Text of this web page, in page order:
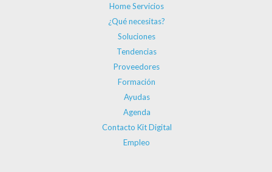
Home Servicios
¿Qué necesitas?
Soluciones
Tendencias
Proveedores
Formación
Ayudas
Agenda
Contacto Kit Digital
Empleo